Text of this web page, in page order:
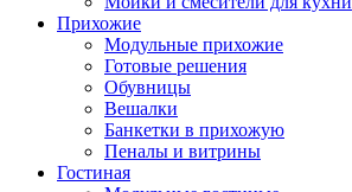
Прихожие
Модульные прихожие
Готовые решения
Обувницы
Вешалки
Банкетки в прихожую
Пеналы и витрины
Гостиная